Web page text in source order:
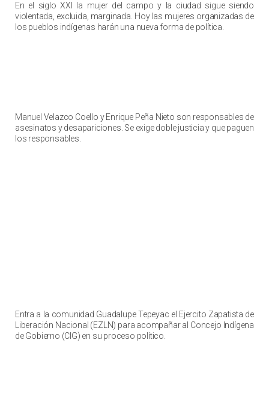
En el siglo XXI la mujer del campo y la ciudad sigue siendo
violentada, excluida, marginada. Hoy las mujeres organizadas de
los pueblos indígenas harán una nueva forma de política.
Manuel Velazco Coello y Enrique Peña Nieto son responsables de
asesinatos y desapariciones. Se exige doble justicia y que paguen
los responsables.
Entra a la comunidad Guadalupe Tepeyac el Ejercito Zapatista de
Liberación Nacional (EZLN) para acompañar al Concejo Indígena
de Gobierno (CIG) en su proceso político.